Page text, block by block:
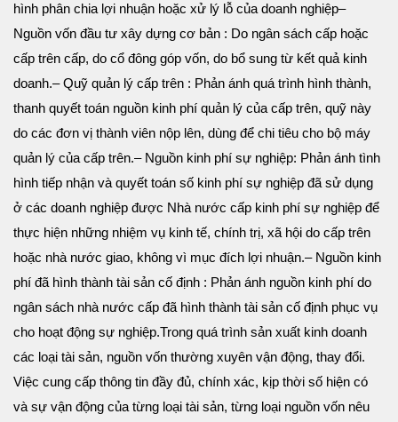
hình phân chia lợi nhuận hoặc xử lý lỗ của doanh nghiệp–
Nguồn vốn đầu tư xây dựng cơ bản : Do ngân sách cấp hoặc
cấp trên cấp, do cổ đông góp vốn, do bổ sung từ kết quả kinh
doanh.– Quỹ quản lý cấp trên : Phản ánh quá trình hình thành,
thanh quyết toán nguồn kinh phí quản lý củacấp trên, quỹ này
do các đơn vị thành viên nộp lên, dùng để chi tiêu cho bộ máy
quản lý của cấp trên.– Nguồn kinh phí sự nghiệp: Phản ánh tình
hình tiếp nhận và quyết toán số kinh phí sự nghiệp đã sử dụng
ở các doanh nghiệp được Nhà nước cấp kinh phí sự nghiệp để
thực hiện những nhiệm vụ kinh tế, chính trị, xã hội do cấp trên
hoặc nhà nước giao, không vì mục đích lợi nhuận.– Nguồn kinh
phí đã hình thành tài sản cố định : Phản ánh nguồn kinh phí do
ngân sách nhà nước cấp đã hình thành tài sản cố định phục vụ
cho hoạt động sự nghiệp.Trong quá trình sản xuất kinh doanh
các loại tài sản, nguồn vốn thường xuyên vận động, thay đổi.
Việc cung cấp thông tin đầy đủ, chính xác, kịp thời số hiện có
và sự vận động của từng loại tài sản, từng loại nguồn vốn nêu